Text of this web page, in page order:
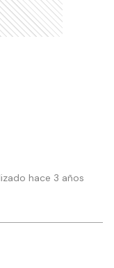
hace 3 años